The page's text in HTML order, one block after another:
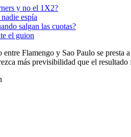
y no el 1X2?
espía
salgan las cuotas?
el guion
Flamengo y Sao Paulo se presta
más previsibilidad que el resultado